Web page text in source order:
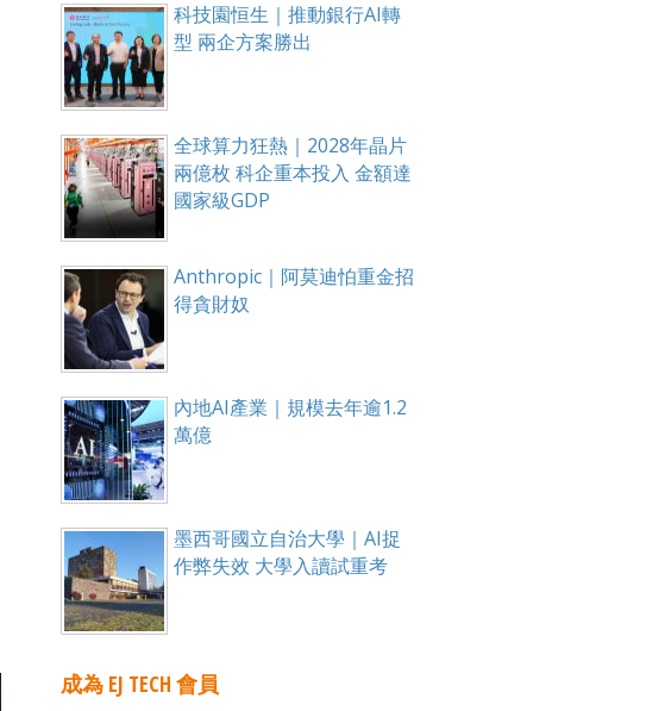
科技園恒生｜推動銀行AI轉
型 兩企方案勝出
全球算力狂熱｜2028年晶片
兩億枚 科企重本投入 金額達
國家級GDP
Anthropic｜阿莫迪怕重金招
得貪財奴
內地AI產業｜規模去年逾1.2
萬億
墨西哥國立自治大學｜AI捉
作弊失效 大學入讀試重考
成為 EJ TECH 會員